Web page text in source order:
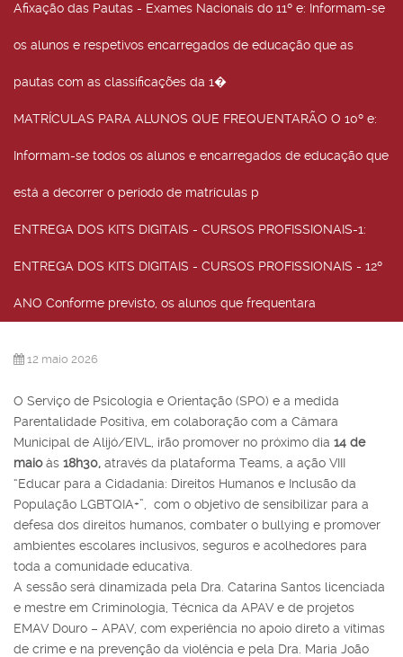
Afixação das Pautas - Exames Nacionais do 11º e: Informam-se
os alunos e respetivos encarregados de educação que as
pautas com as classificações da 1�
MATRÍCULAS PARA ALUNOS QUE FREQUENTARÃO O 10º e:
Informam-se todos os alunos e encarregados de educação que
está a decorrer o período de matrículas p
ENTREGA DOS KITS DIGITAIS - CURSOS PROFISSIONAIS-1:
ENTREGA DOS KITS DIGITAIS - CURSOS PROFISSIONAIS - 12º
ANO Conforme previsto, os alunos que frequentara
12 maio 2026
O Serviço de Psicologia e Orientação (SPO) e a medida
Parentalidade Positiva, em colaboração com a Câmara
Municipal de Alijó/EIVL, irão promover no próximo dia 14 de
maioàs 18h30, através da plataforma Teams, a ação VIII
“Educar para a Cidadania: Direitos Humanos e Inclusão da
População LGBTQIA+”, com o objetivo de sensibilizar para a
defesa dos direitos humanos, combater o bullying e promover
ambientes escolares inclusivos, seguros e acolhedores para
toda a comunidade educativa.
A sessão será dinamizada pela Dra. Catarina Santos licenciada
e mestre em Criminologia, Técnica da APAV e de projetos
EMAV Douro – APAV, com experiência no apoio direto a vítimas
de crime e na prevenção da violência e pela Dra. Maria João